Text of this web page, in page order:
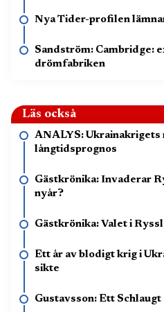
Nya Tider-profilen
Sandström: Cambridge:
drömfabriken
Läs också
ANALYS: Ukrainakrigets
långtidsprognos
Gästkrönika: Invaderar
nyår?
Gästkrönika: Valet i
Ett år av blodigt krig i
sikte
Gustavsson: Ett